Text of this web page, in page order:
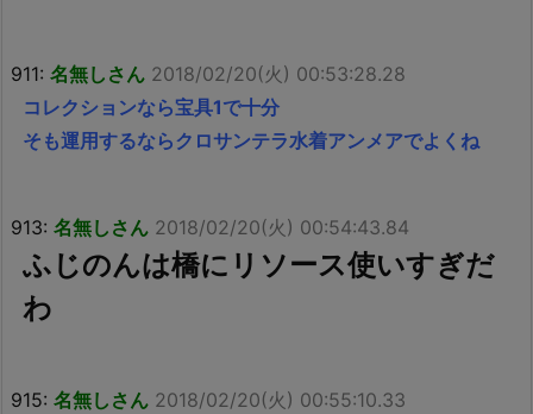
911: 名無しさん 2018/02/20(火) 00:53:28.28
コレクションなら宝具1で十分
そも運用するならクロサンテラ水着アンメアでよくね
913: 名無しさん 2018/02/20(火) 00:54:43.84
ふじのんは橋にリソース使いすぎだ
わ
915: 名無しさん 2018/02/20(火) 00:55:10.33